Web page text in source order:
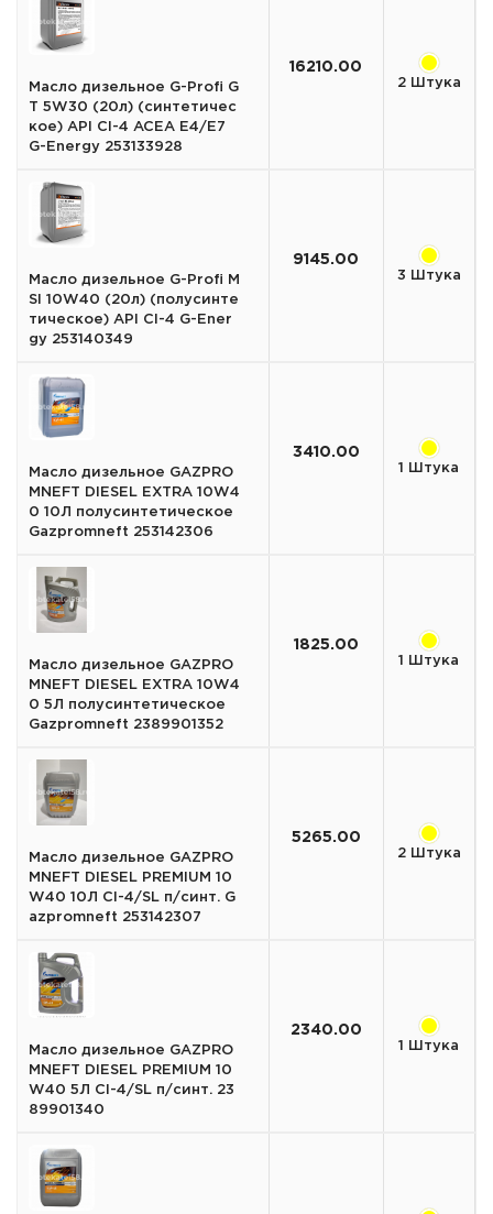
Масло дизельное G-Profi G
T 5W30 (20л) (синтетичес
кое) API CI-4 ACEA E4/E7
G-Energy 253133928
16210.00
2 Штука
Масло дизельное G-Profi M
SI 10W40 (20л) (полусинте
тическое) API CI-4 G-Ener
gy 253140349
9145.00
3 Штука
Масло дизельное GAZPRO
MNEFT DIESEL EXTRA 10W4
0 10Л полусинтетическое
Gazpromneft 253142306
3410.00
1 Штука
Масло дизельное GAZPRO
MNEFT DIESEL EXTRA 10W4
0 5Л полусинтетическое
Gazpromneft 2389901352
1825.00
1 Штука
Масло дизельное GAZPRO
MNEFT DIESEL PREMIUM 10
W40 10Л CI-4/SL п/синт. G
azpromneft 253142307
5265.00
2 Штука
Масло дизельное GAZPRO
MNEFT DIESEL PREMIUM 10
W40 5Л CI-4/SL п/синт. 23
89901340
2340.00
1 Штука